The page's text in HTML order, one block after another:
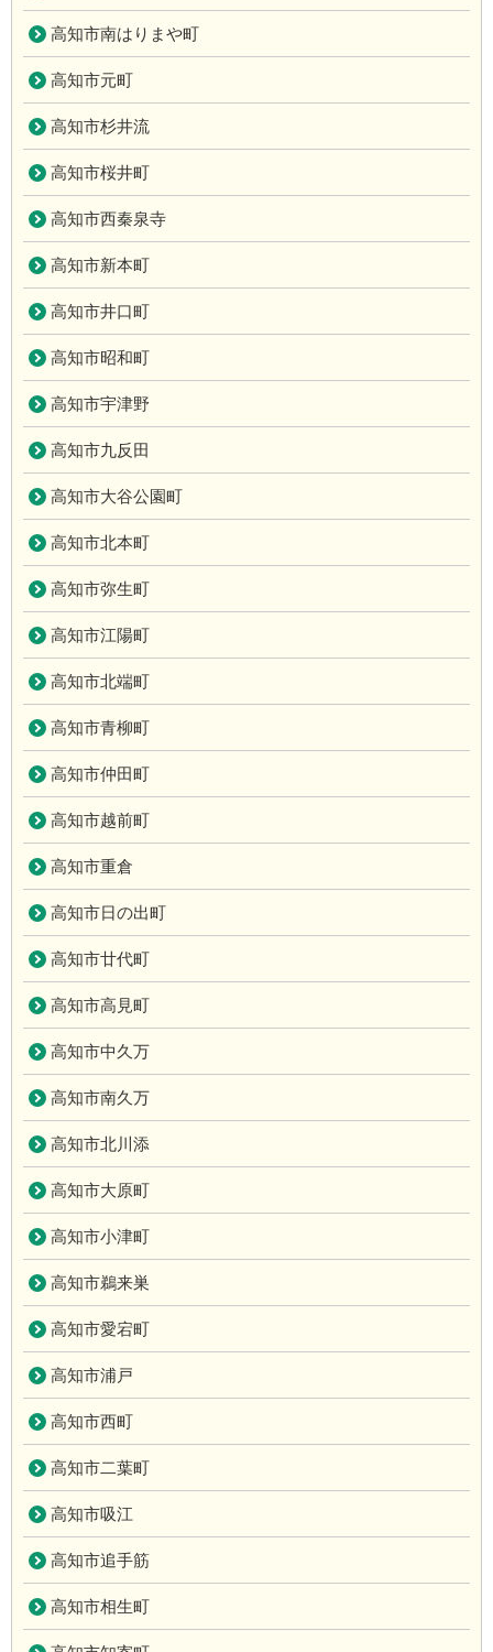
高知市南はりまや町
高知市元町
高知市杉井流
高知市桜井町
高知市西秦泉寺
高知市新本町
高知市井口町
高知市昭和町
高知市宇津野
高知市九反田
高知市大谷公園町
高知市北本町
高知市弥生町
高知市江陽町
高知市北端町
高知市青柳町
高知市仲田町
高知市越前町
高知市重倉
高知市日の出町
高知市廿代町
高知市高見町
高知市中久万
高知市南久万
高知市北川添
高知市大原町
高知市小津町
高知市鵜来巣
高知市愛宕町
高知市浦戸
高知市西町
高知市二葉町
高知市吸江
高知市追手筋
高知市相生町